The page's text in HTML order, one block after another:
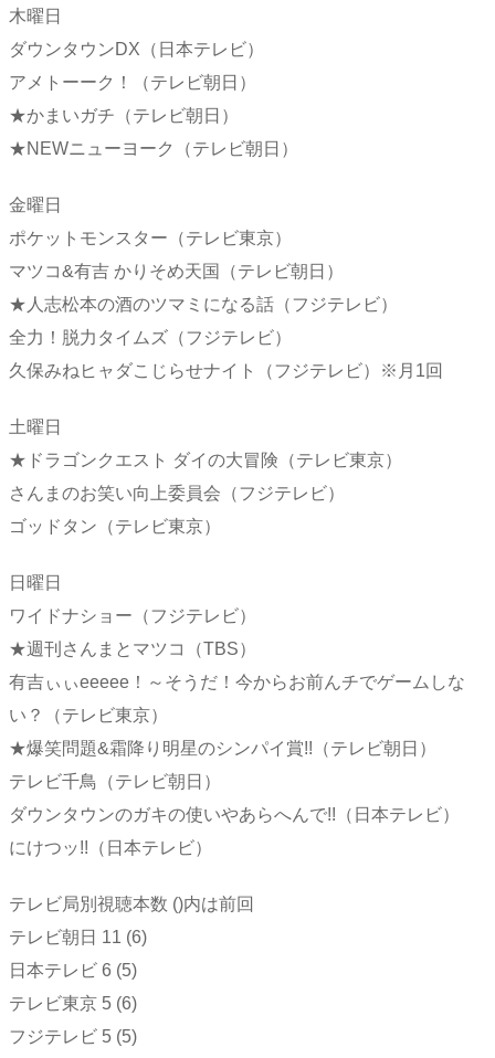
木曜日
ダウンタウンDX（日本テレビ）
アメトーーク！（テレビ朝日）
★かまいガチ（テレビ朝日）
★NEWニューヨーク（テレビ朝日）
金曜日
ポケットモンスター（テレビ東京）
マツコ&有吉 かりそめ天国（テレビ朝日）
★人志松本の酒のツマミになる話（フジテレビ）
全力！脱力タイムズ（フジテレビ）
久保みねヒャダこじらせナイト（フジテレビ）※月1回
土曜日
★ドラゴンクエスト ダイの大冒険（テレビ東京）
さんまのお笑い向上委員会（フジテレビ）
ゴッドタン（テレビ東京）
日曜日
ワイドナショー（フジテレビ）
★週刊さんまとマツコ（TBS）
有吉ぃぃeeeee！～そうだ！今からお前んチでゲームしな
い？（テレビ東京）
★爆笑問題&霜降り明星のシンパイ賞!!（テレビ朝日）
テレビ千鳥（テレビ朝日）
ダウンタウンのガキの使いやあらへんで!!（日本テレビ）
にけつッ!!（日本テレビ）
テレビ局別視聴本数 ()内は前回
テレビ朝日 11 (6)
日本テレビ 6 (5)
テレビ東京 5 (6)
フジテレビ 5 (5)